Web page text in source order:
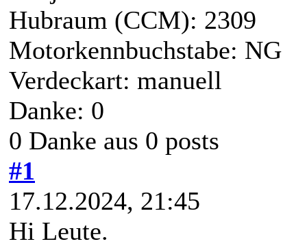
Hubraum (CCM): 2309
Motorkennbuchstabe: NG
Verdeckart: manuell
Danke: 0
0 Danke aus 0 posts
#1
17.12.2024, 21:45
Hi Leute.